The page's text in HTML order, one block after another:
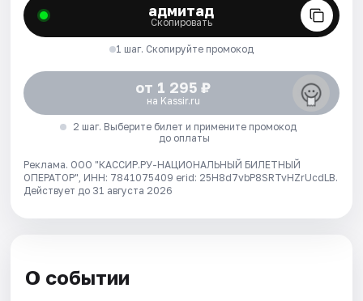
адмитад
Скопировать
1 шаг. Скопируйте промокод
от 1 295 ₽
на Kassir.ru
2 шаг. Выберите билет и примените промокод
до оплаты
Реклама. ООО "КАССИР.РУ-НАЦИОНАЛЬНЫЙ БИЛЕТНЫЙ
ОПЕРАТОР", ИНН: 7841075409 erid: 25H8d7vbP8SRTvHZrUcdLB.
Действует до 31 августа 2026
О событии